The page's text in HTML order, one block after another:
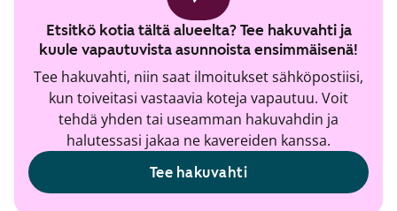
Etsitkö kotia tältä alueelta? Tee hakuvahti ja
kuule vapautuvista asunnoista ensimmäisenä!
Tee hakuvahti, niin saat ilmoitukset sähköpostiisi,
kun toiveitasi vastaavia koteja vapautuu. Voit
tehdä yhden tai useamman hakuvahdin ja
halutessasi jakaa ne kavereiden kanssa.
Tee hakuvahti